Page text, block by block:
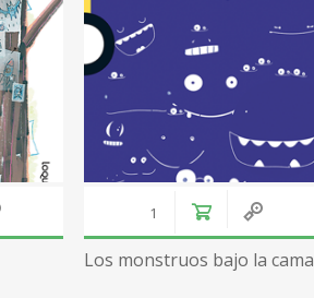
Los monstruos bajo la cama